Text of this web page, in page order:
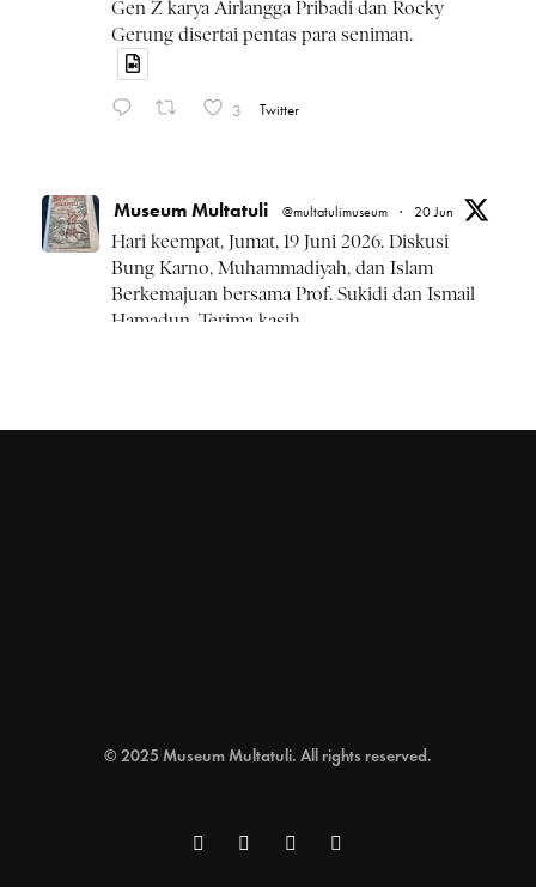
Gen Z karya Airlangga Pribadi dan Rocky
Gerung disertai pentas para seniman.
3 Twitter
Museum Multatuli @multatulimuseum · 20 Jun
Hari keempat, Jumat, 19 Juni 2026. Diskusi
Bung Karno, Muhammadiyah, dan Islam
Berkemajuan bersama Prof. Sukidi dan Ismail
Hamadun. Terima kasih.
Sabtu, 19 dan 20 Juni 2026. Sila hadir datang
© 2025 Museum Multatuli. All rights reserved.